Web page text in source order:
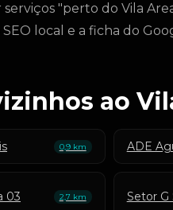
"perto do Vila
local e a ficha do
ao
0,9 km ADE
03 2,7 km Setor G